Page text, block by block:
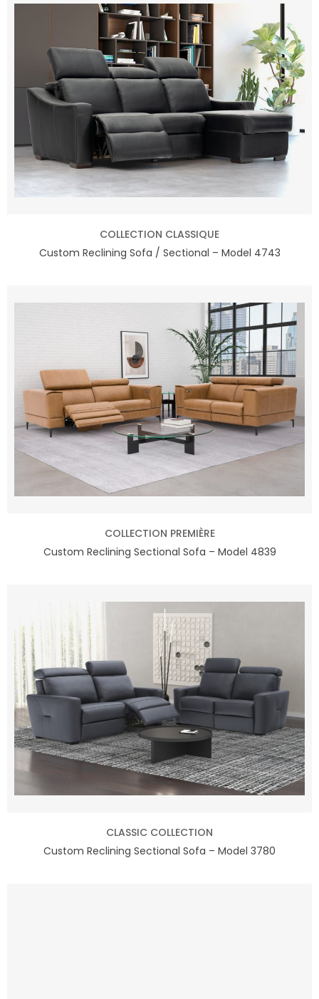
COLLECTION CLASSIQUE
Custom Reclining Sofa / Sectional – Model 4743
COLLECTION PREMIÈRE
Custom Reclining Sectional Sofa – Model 4839
CLASSIC COLLECTION
Custom Reclining Sectional Sofa – Model 3780